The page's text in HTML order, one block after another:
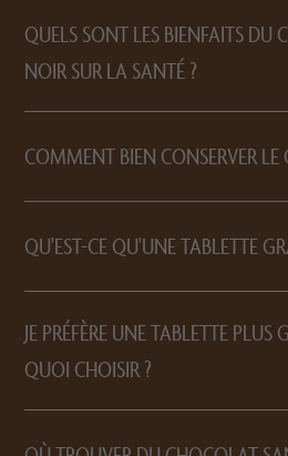
QUELS SONT LES BIENFAITS DU
NOIR SUR LA SANTÉ ?
COMMENT BIEN CONSERVER LE
QU'EST-CE QU'UNE TABLETTE
JE PRÉFÈRE UNE TABLETTE
QUOI CHOISIR ?